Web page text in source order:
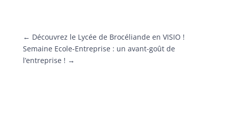
← Découvrez le Lycée de Brocéliande en VISIO !
Semaine Ecole-Entreprise : un avant-goût de
l’entreprise ! →